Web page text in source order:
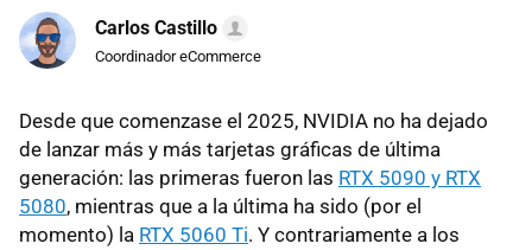
Carlos Castillo
Coordinador eCommerce
Desde que comenzase el 2025, NVIDIA no ha dejado
de lanzar más y más tarjetas gráficas de última
generación: las primeras fueron las RTX 5090 y RTX
5080, mientras que a la última ha sido (por el
momento) la RTX 5060 Ti. Y contrariamente a los